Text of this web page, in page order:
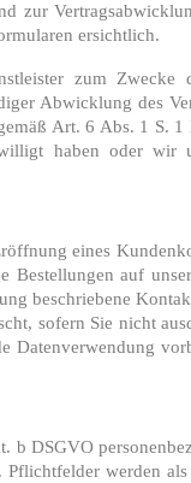
zur
ersichtlich.
zum Zwecke
Abwicklung des
Art. 6 Abs. 1 S.
haben oder wir
eines
auf
beschriebene
sofern Sie nicht
DSGVO
werden